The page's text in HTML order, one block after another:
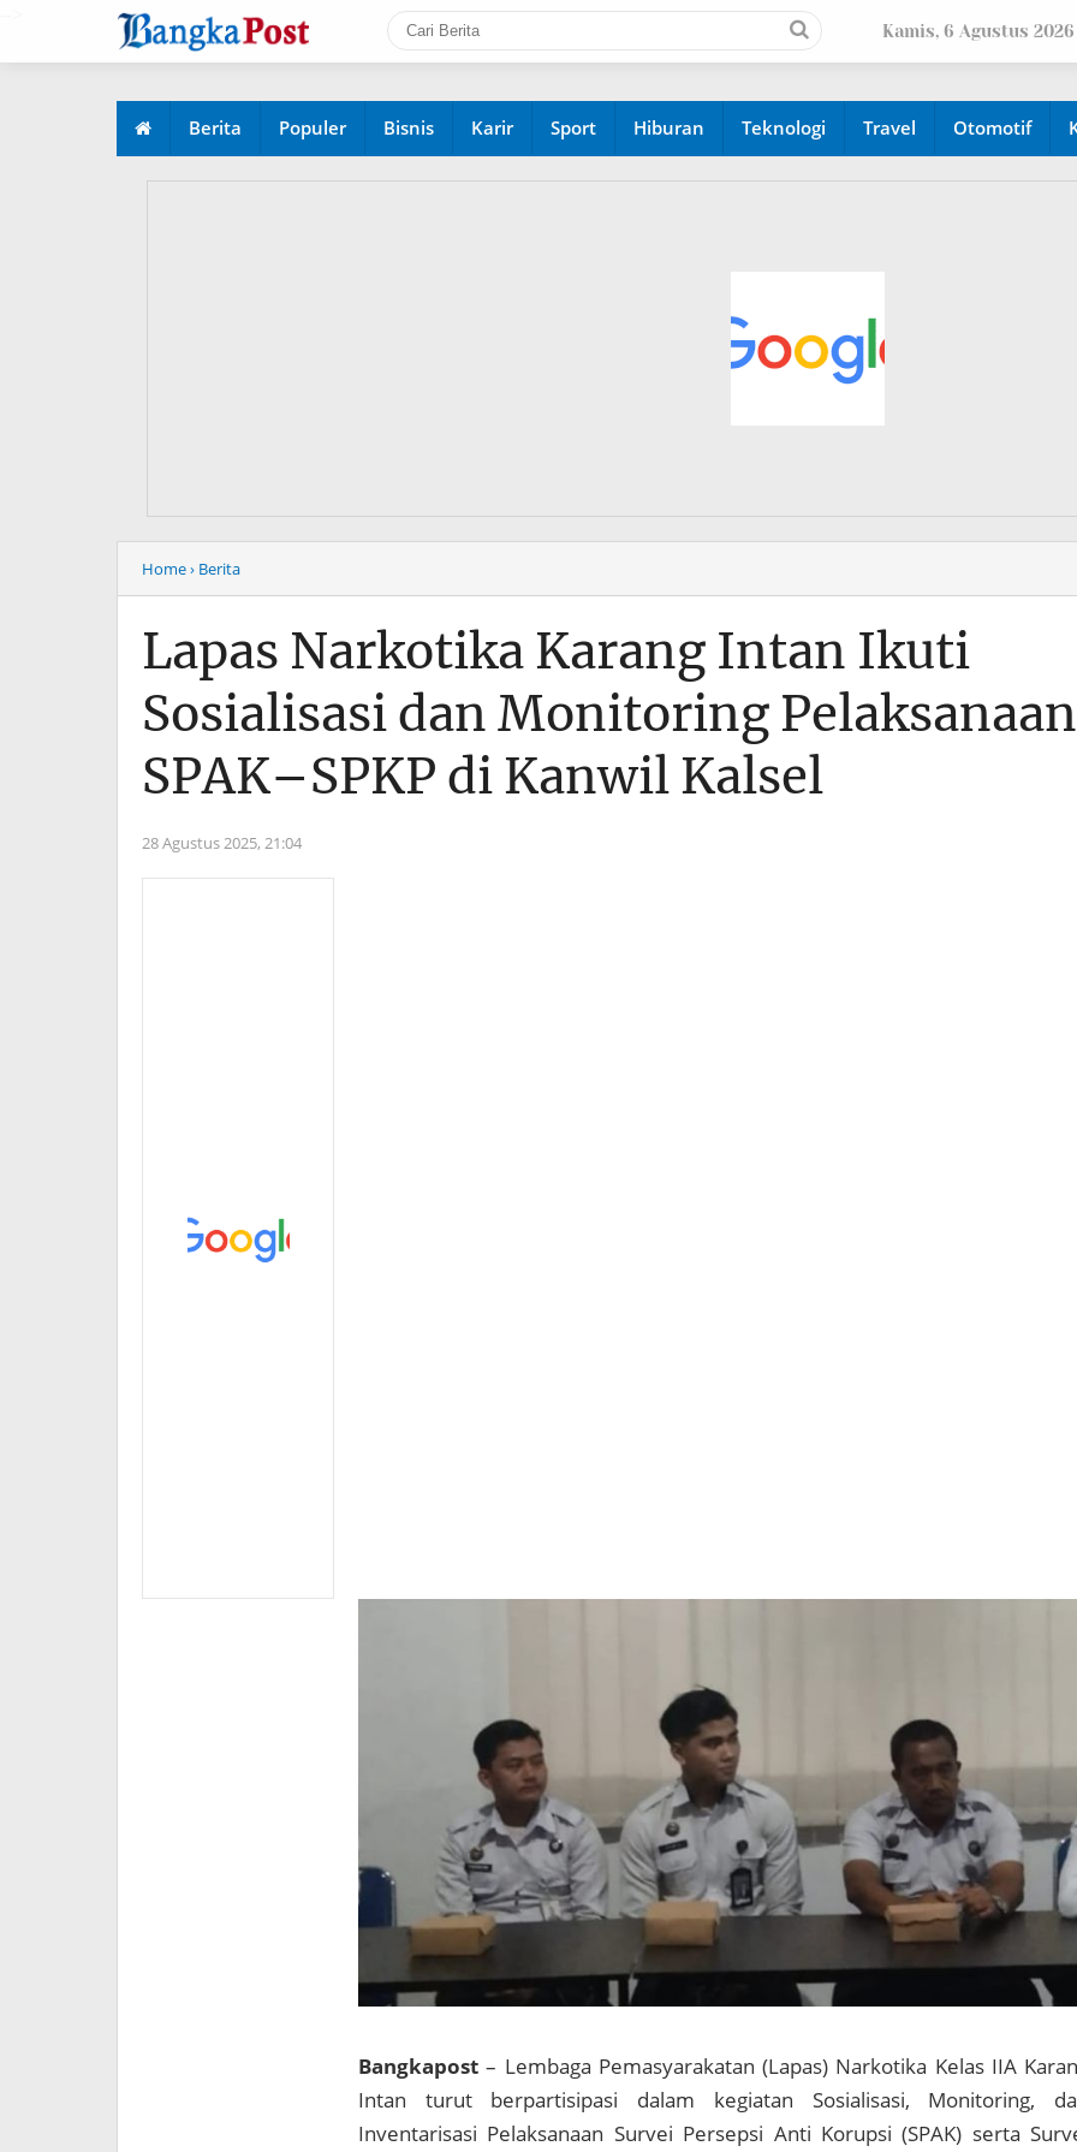
Kamis, 6 Agustus 2026
Berita Populer Bisnis Karir Sport Hiburan Teknologi Travel Otomotif
Home› Berita
Lapas Narkotika Karang Intan Ikuti
Sosialisasi dan Monitoring Pelaksanaan
SPAK–SPKP di Kanwil Kalsel
28 Agustus 2025, 21:04
Bangkapost– Lembaga Pemasyarakatan (Lapas) Narkotika Kelas IIA
Intan turut berpartisipasi dalam kegiatan Sosialisasi, Monitoring,
Inventarisasi Pelaksanaan Survei Persepsi Anti Korupsi (SPAK) serta